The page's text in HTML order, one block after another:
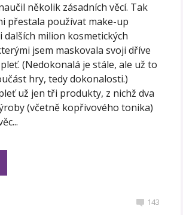
několik zásadních věcí. Tak
přestala používat make-up
dalších milion kosmetických
jsem maskovala svoji dříve
(Nedokonalá je stále, ale už to
hry, tedy dokonalosti.)
už jen tři produkty, z nichž dva
(včetně kopřivového tonika)
143